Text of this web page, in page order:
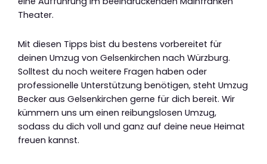
Theater.
Mit diesen Tipps bist du bestens vorbereitet für
deinen Umzug von Gelsenkirchen nach Würzburg.
Solltest du noch weitere Fragen haben oder
professionelle Unterstützung benötigen, steht Umzug
Becker aus Gelsenkirchen gerne für dich bereit. Wir
kümmern uns um einen reibungslosen Umzug,
sodass du dich voll und ganz auf deine neue Heimat
freuen kannst.